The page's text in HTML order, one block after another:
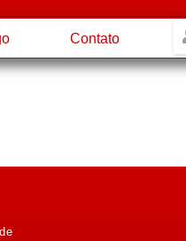
Contato